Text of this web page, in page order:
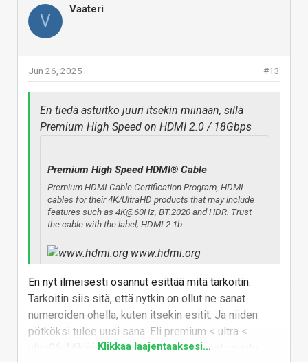
/ 48Gbps
Looking for a high speed HDMI cable? ✓ Click here to
specifications & certification program compliance! HDMI
Eli kyllä tuolle selkeytykselle tilausta on :tup:
Vastaa
V
Vaateri
#13
Jun 26, 2025
En tiedä astuitko juuri itsekin miinaan, sillä
Premium High Speed on HDMI 2.0 / 18Gbps
Premium High Speed HDMI® Cable
Premium HDMI Cable Certification Program, HDMI
cables for their 4K/UltraHD products that may include
features such as 4K@60Hz, BT.2020 and HDR. Trust
the cable with the label; HDMI 2.1b
www.hdmi.org
Ultra High Speed taas sitten on "nykyinen" HDMI
2.1 / 48Gbps
Ultra High Speed HDMI Cable - Bandwidth Up
En nyt ilmeisesti osannut esittää mitä tarkoitin.
Tarkoitin siis sitä, että nytkin on ollut ne sanat
numeroiden ohella, kuten itsekin esitit. Ja niiden
pötköksi tulee uusi sana. Eli premium < ultra <
ultra96. Mikään ei siis kovin kummoisesti muutu,
Klikkaa laajentaaksesi...